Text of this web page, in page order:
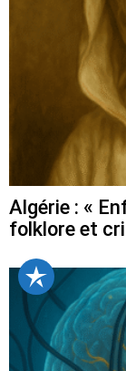
Algérie : «
folklore et